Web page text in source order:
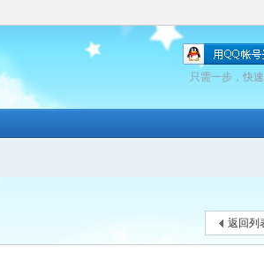
只需一步，快
返回列